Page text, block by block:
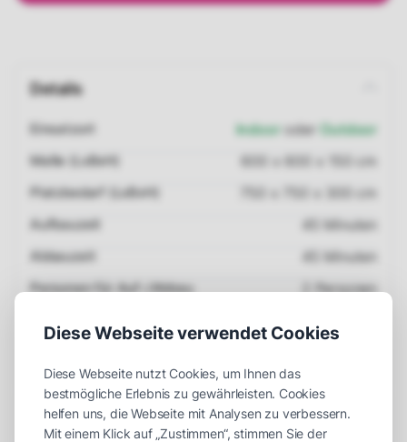
Beschreibung
Details
Einsatzort Indoor oder Outdoor
Maße (LxBxH) 600 x 600 x 150 cm
Platzbedarf (LxBxH) 750 x 750 x 300 cm
Aufbauzeit 45 Minuten
Abbauzeit 45 Minuten
Personen für Auf-/Abbau 2 Personen
Diese Webseite verwendet Cookies
Diese Webseite nutzt Cookies, um Ihnen das
bestmögliche Erlebnis zu gewährleisten. Cookies
helfen uns, die Webseite mit Analysen zu verbessern.
Mit einem Klick auf „Zustimmen“, stimmen Sie der